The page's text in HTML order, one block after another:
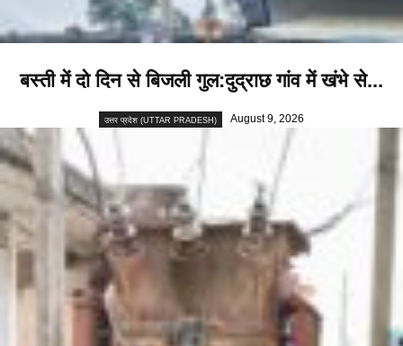
बस्ती में दो दिन से बिजली गुल:दुद्राछ गांव में खंभे से...
उत्तर प्रदेश (UTTAR PRADESH) August 9, 2026